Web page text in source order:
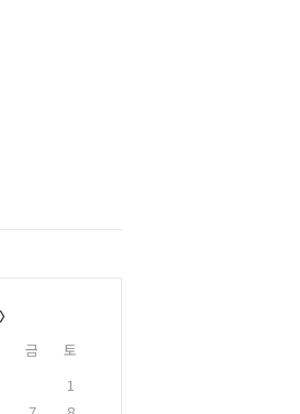
금
토
1